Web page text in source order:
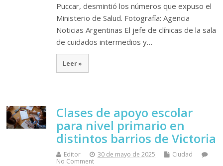
Puccar, desmintió los números que expuso el
Ministerio de Salud. Fotografía: Agencia
Noticias Argentinas El jefe de clínicas de la sala
de cuidados intermedios y…
Leer »
Clases de apoyo escolar
para nivel primario en
distintos barrios de Victoria
Editor 30 de mayo de 2025
Ciudad
No Comment